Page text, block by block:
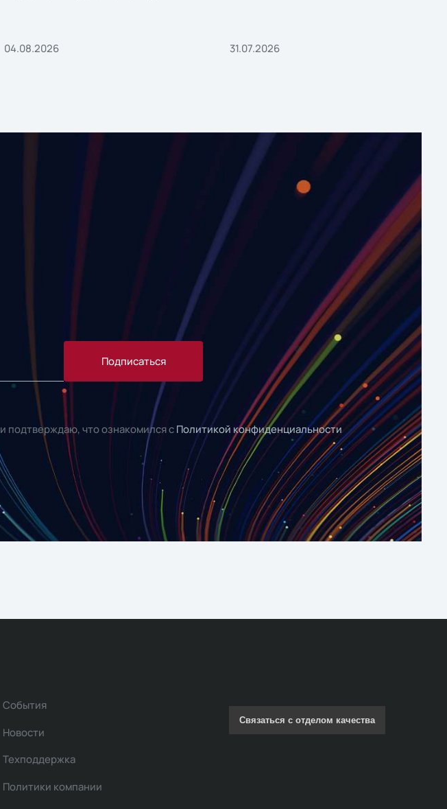
04.08.2026 31.07.2026
Подписаться
и подтверждаю, что ознакомился с Политикой конфиденциальности
События
Новости
Техподдержка
Политики компании
Связаться с отделом качества